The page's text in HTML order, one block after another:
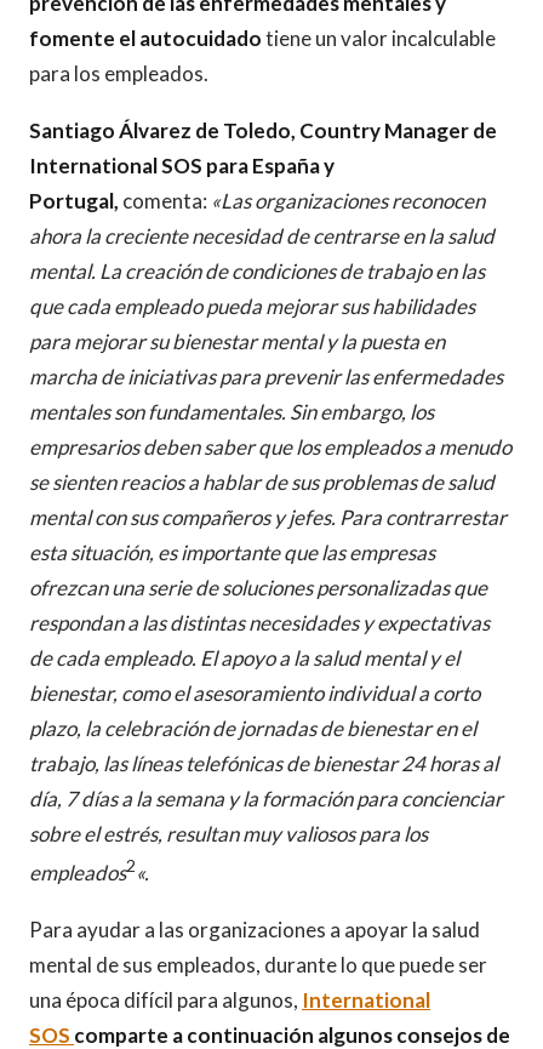
fomente el autocuidadotiene un valor incalculable
para los empleados.
Santiago Álvarez de Toledo, Country Manager de
International SOS para España y
Portugal, comenta: «Las organizaciones reconocen
ahora la creciente necesidad de centrarse en la salud
mental. La creación de condiciones de trabajo en las
que cada empleado pueda mejorar sus habilidades
para mejorar su bienestar mental y la puesta en
marcha de iniciativas para prevenir las enfermedades
mentales son fundamentales. Sin embargo, los
empresarios deben saber que los empleados a menudo
se sienten reacios a hablar de sus problemas de salud
mental con sus compañeros y jefes. Para contrarrestar
esta situación, es importante que las empresas
ofrezcan una serie de soluciones personalizadas que
respondan a las distintas necesidades y expectativas
de cada empleado. El apoyo a la salud mental y el
bienestar, como el asesoramiento individual a corto
plazo, la celebración de jornadas de bienestar en el
trabajo, las líneas telefónicas de bienestar 24 horas al
día, 7 días a la semana y la formación para concienciar
sobre el estrés, resultan muy valiosos para los
empleados2«.
Para ayudar a las organizaciones a apoyar la salud
mental de sus empleados, durante lo que puede ser
una época difícil para algunos, International
SOS comparte a continuación algunos consejos de